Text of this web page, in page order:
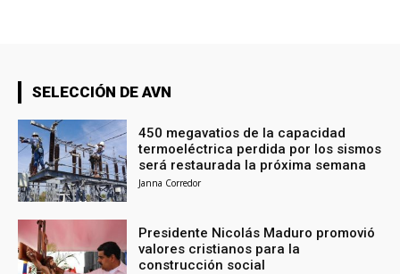
SELECCIÓN DE AVN
450 megavatios de la capacidad
termoeléctrica perdida por los sismos
será restaurada la próxima semana
Janna Corredor
Presidente Nicolás Maduro promovió
valores cristianos para la
construcción social